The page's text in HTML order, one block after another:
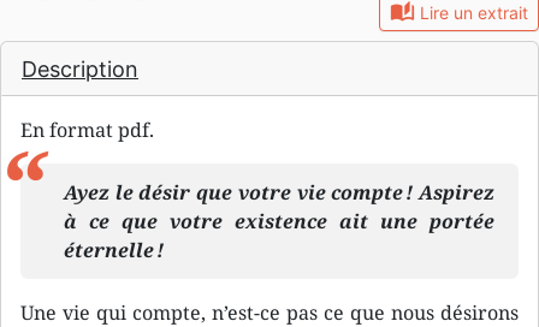
auto_stories Lire un extrait
Description
En format pdf.
Ayez le désir que votre vie compte ! Aspirez
à ce que votre existence ait une portée
éternelle !
Une vie qui compte, n’est-ce pas ce que nous désirons